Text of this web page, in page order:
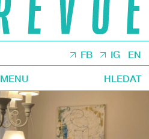
FB IG EN
MENU HLEDAT